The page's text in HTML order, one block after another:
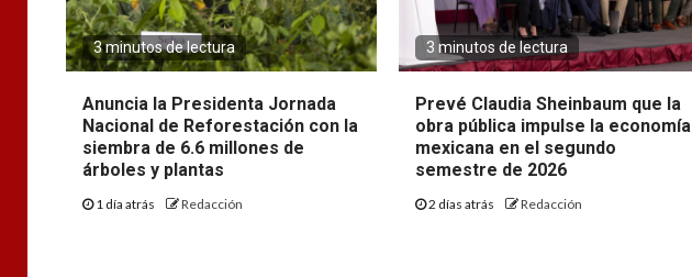
3 minutos de lectura
Anuncia la Presidenta Jornada
Nacional de Reforestación con la
siembra de 6.6 millones de
árboles y plantas
1 día atrás Redacción
3 minutos de lectura
Prevé Claudia Sheinbaum que la
obra pública impulse la economía
mexicana en el segundo
semestre de 2026
2 días atrás Redacción